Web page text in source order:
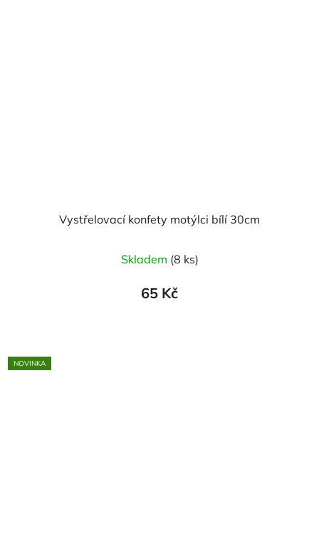
Vystřelovací konfety motýlci bílí 30cm
Skladem (8 ks)
65 Kč
NOVINKA